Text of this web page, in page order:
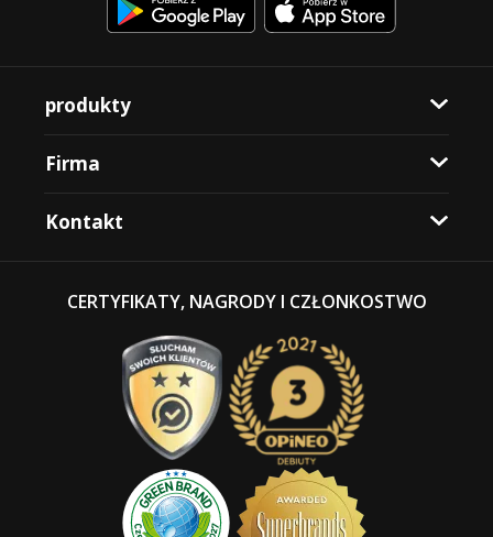
produkty
Firma
Kontakt
CERTYFIKATY, NAGRODY I CZŁONKOSTWO